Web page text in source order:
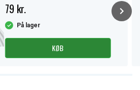
79 kr.
På lager
KØB